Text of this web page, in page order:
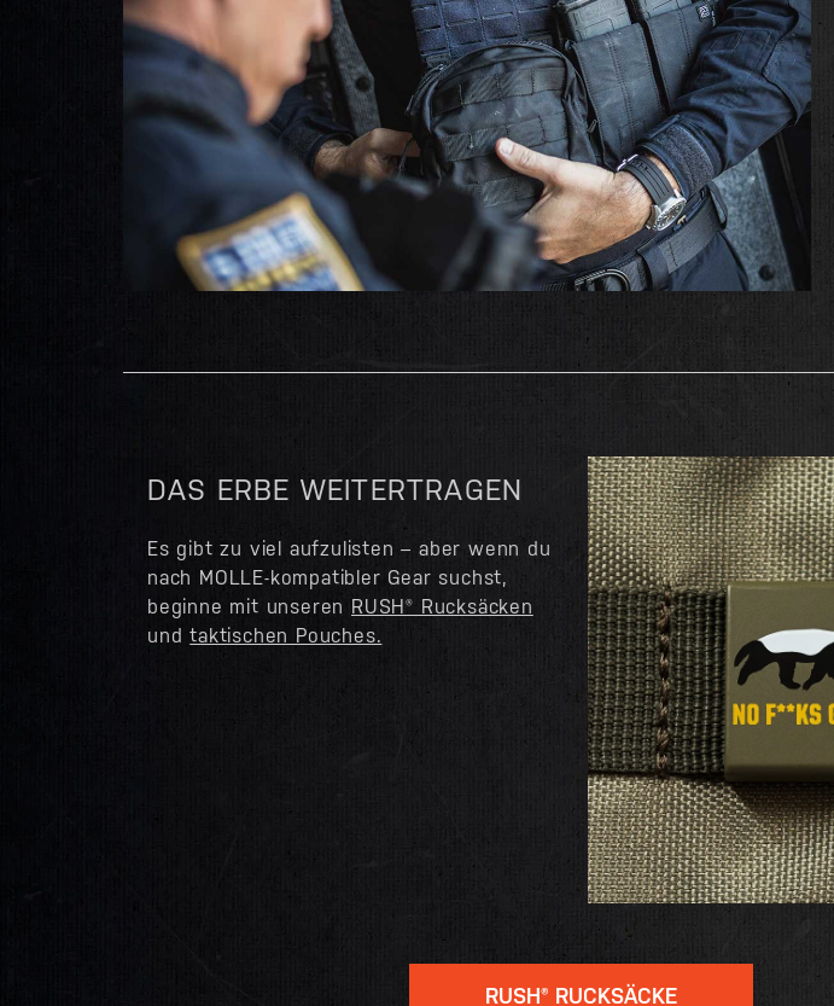
DAS ERBE WEITERTRAGEN
Es gibt zu viel aufzulisten – aber wenn du
nach MOLLE-kompatibler Gear suchst,
beginne mit unseren RUSH® Rucksäcken
undtaktischen Pouches.
RUSH® RUCKSÄCKE